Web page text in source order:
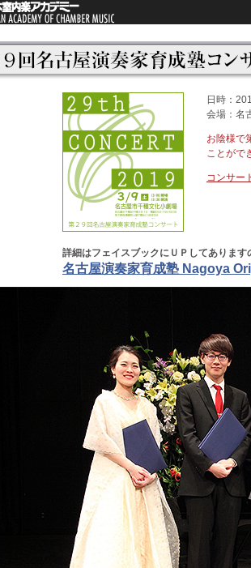
日時：
会場：名
お陰様で
ことがで
コンサー
詳細はフェイスブックにＵＰしてあります
名古屋演奏家育成塾 Nagoya